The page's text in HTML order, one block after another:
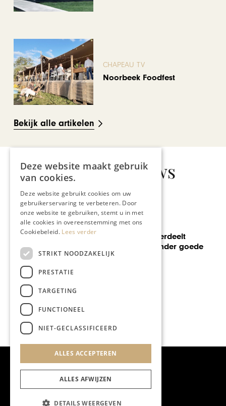
CHAPEAU TV
Noorbeek Foodfest
Bekijk alle artikelen
Gerelateerd nieuws
SOCIETY
Preuvenemint verdeelt
150.000 euro onder goede
doelen
Deze website maakt gebruik
van cookies.
Deze website gebruikt cookies om uw
gebruikerservaring te verbeteren. Door
onze website te gebruiken, stemt u in met
alle cookies in overeenstemming met ons
Cookiebeleid. Lees verder
STRIKT NOODZAKELIJK
PRESTATIE
TARGETING
FUNCTIONEEL
NIET-GECLASSIFICEERD
ALLES ACCEPTEREN
ALLES AFWIJZEN
DETAILS WEERGEVEN